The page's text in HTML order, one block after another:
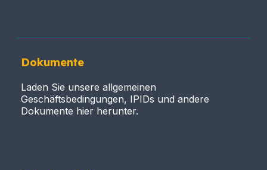
Dokumente
Laden Sie unsere allgemeinen
Geschäftsbedingungen, IPIDs und andere
Dokumente hier herunter.